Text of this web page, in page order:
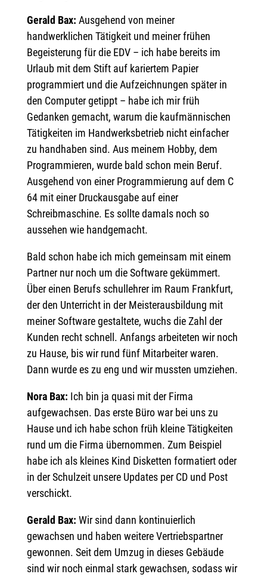
Gerald Bax: Ausgehend von meiner
handwerklichen Tätigkeit und meiner frühen
Begeisterung für die EDV – ich habe bereits im
Urlaub mit dem Stift auf kariertem Papier
programmiert und die Aufzeichnungen später in
den Computer getippt – habe ich mir früh
Gedanken gemacht, warum die kaufmännischen
Tätigkeiten im Handwerksbetrieb nicht einfacher
zu handhaben sind. Aus meinem Hobby, dem
Programmieren, wurde bald schon mein Beruf.
Ausgehend von einer Programmierung auf dem C
64 mit einer Druckausgabe auf einer
Schreibmaschine. Es sollte damals noch so
aussehen wie handgemacht.
Bald schon habe ich mich gemeinsam mit einem
Partner nur noch um die Software gekümmert.
Über einen Berufs schullehrer im Raum Frankfurt,
der den Unterricht in der Meisterausbildung mit
meiner Software gestaltete, wuchs die Zahl der
Kunden recht schnell. Anfangs arbeiteten wir noch
zu Hause, bis wir rund fünf Mitarbeiter waren.
Dann wurde es zu eng und wir mussten umziehen.
Nora Bax: Ich bin ja quasi mit der Firma
aufgewachsen. Das erste Büro war bei uns zu
Hause und ich habe schon früh kleine Tätigkeiten
rund um die Firma übernommen. Zum Beispiel
habe ich als kleines Kind Disketten formatiert oder
in der Schulzeit unsere Updates per CD und Post
verschickt.
Gerald Bax: Wir sind dann kontinuierlich
gewachsen und haben weitere Vertriebspartner
gewonnen. Seit dem Umzug in dieses Gebäude
sind wir noch einmal stark gewachsen, sodass wir